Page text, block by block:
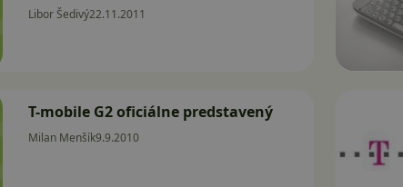
Libor Šedivý22.11.2011
T-mobile G2 oficiálne predstavený
Milan Menšík9.9.2010